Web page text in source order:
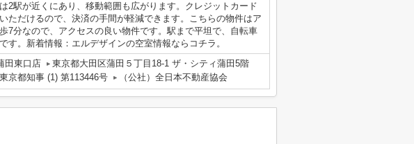
2駅が近くにあり、移動範囲も広がります。クレジットカード
ただけるので、決済の手間が軽減できます。こちらの物件はア
7分なので、アクセスの良い物件です。駅まで平坦で、自転車
す。新着情報：エルデザインの空室情報ならコチラ。
田東口店
東京都大田区蒲田５丁目18-1 ザ・シティ蒲田5階
東京都知事 (1) 第113446号 （公社）全日本不動産協会